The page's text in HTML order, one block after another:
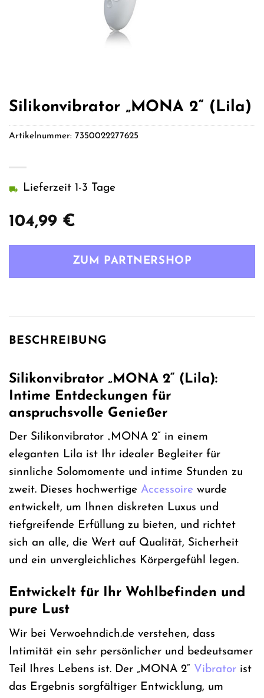
Silikonvibrator „MONA 2“ (Lila)
104,99 €
Lieferzeit 1-3 Tage
ZUM PARTNERSHOP
Artikelnummer: 7350022277625
BESCHREIBUNG
Silikonvibrator „MONA 2“ (Lila):
Intime Entdeckungen für
anspruchsvolle Genießer
Der Silikonvibrator „MONA 2“ in einem
eleganten Lila ist Ihr idealer Begleiter für
sinnliche Solomomente und intime Stunden zu
zweit. Dieses hochwertige Accessoire wurde
entwickelt, um Ihnen diskreten Luxus und
tiefgreifende Erfüllung zu bieten, und richtet
sich an alle, die Wert auf Qualität, Sicherheit
und ein unvergleichliches Körpergefühl legen.
Entwickelt für Ihr Wohlbefinden und
pure Lust
Wir bei Verwoehndich.de verstehen, dass
Intimität ein sehr persönlicher und bedeutsamer
Teil Ihres Lebens ist. Der „MONA 2“ Vibrator ist
das Ergebnis sorgfältiger Entwicklung, um